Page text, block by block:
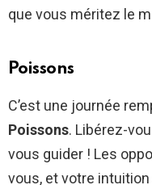
que vous méritez le
Poissons
C’est une journée
Poissons. Libérez-
vous guider ! Les
vous, et votre